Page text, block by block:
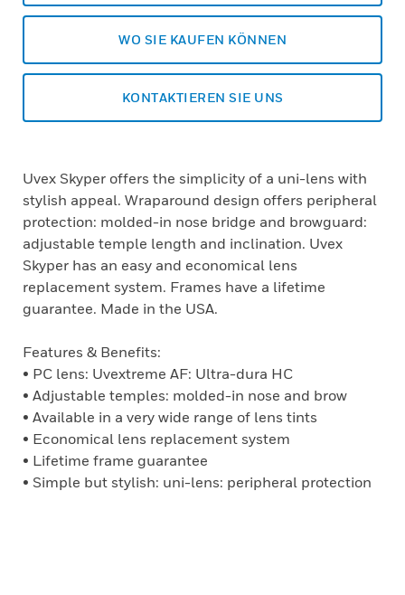
WO SIE KAUFEN KÖNNEN
KONTAKTIEREN SIE UNS
Uvex Skyper offers the simplicity of a uni-lens with
stylish appeal. Wraparound design offers peripheral
protection: molded-in nose bridge and browguard:
adjustable temple length and inclination. Uvex
Skyper has an easy and economical lens
replacement system. Frames have a lifetime
guarantee. Made in the USA.
Features & Benefits:
• PC lens: Uvextreme AF: Ultra-dura HC
• Adjustable temples: molded-in nose and brow
• Available in a very wide range of lens tints
• Economical lens replacement system
• Lifetime frame guarantee
• Simple but stylish: uni-lens: peripheral protection